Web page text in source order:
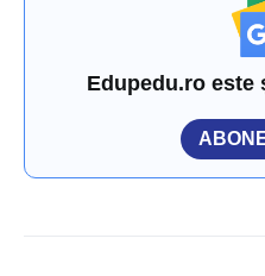
Edupedu.ro este